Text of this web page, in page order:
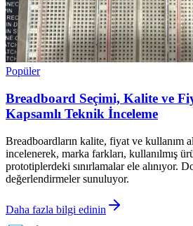
Popüler
Breadboard Seçimi, Kalite ve
Kapsamlı Teknik İnceleme
Breadboardların kalite, fiyat ve kullanım
incelenerek, marka farkları, kullanılmış
prototiplerdeki sınırlamalar ele alınıyor.
değerlendirmeler sunuluyor.
Daha fazla bilgi edinin